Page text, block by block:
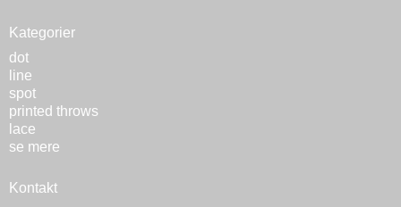
Kategorier
dot
line
spot
printed throws
lace
se mere
Kontakt